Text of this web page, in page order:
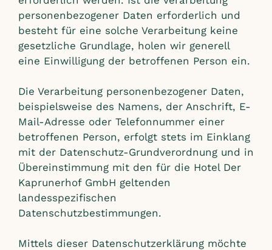
personenbezogener Daten erforderlich und
besteht für eine solche Verarbeitung keine
gesetzliche Grundlage, holen wir generell
eine Einwilligung der betroffenen Person ein.
Die Verarbeitung personenbezogener Daten,
beispielsweise des Namens, der Anschrift, E-
Mail-Adresse oder Telefonnummer einer
betroffenen Person, erfolgt stets im Einklang
mit der Datenschutz-Grundverordnung und in
Übereinstimmung mit den für die Hotel Der
Kaprunerhof GmbH geltenden
landesspezifischen
Datenschutzbestimmungen.
Mittels dieser Datenschutzerklärung möchte